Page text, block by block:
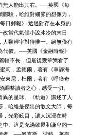
人能出其右。──英國《每
驗，哈維對細節的想像力，
日郵報》 透過對存在本身的
當代氣候小說冰冷的末日
人類輕率對待唯一、絕無僅有
代價。──英國《金融時報》
幅不長，但最後幾章我看了
莉．孟德爾，著有《寧靜海
東尼．杜爾，著有《呼喚奇
調整讀者之心，感受一切。
異的星球。《軌道》講述了人
．哈維是傑出的散文大師，每
，光彩眩目，讓人沉浸在時
中。這是充滿敬畏和謙卑的一